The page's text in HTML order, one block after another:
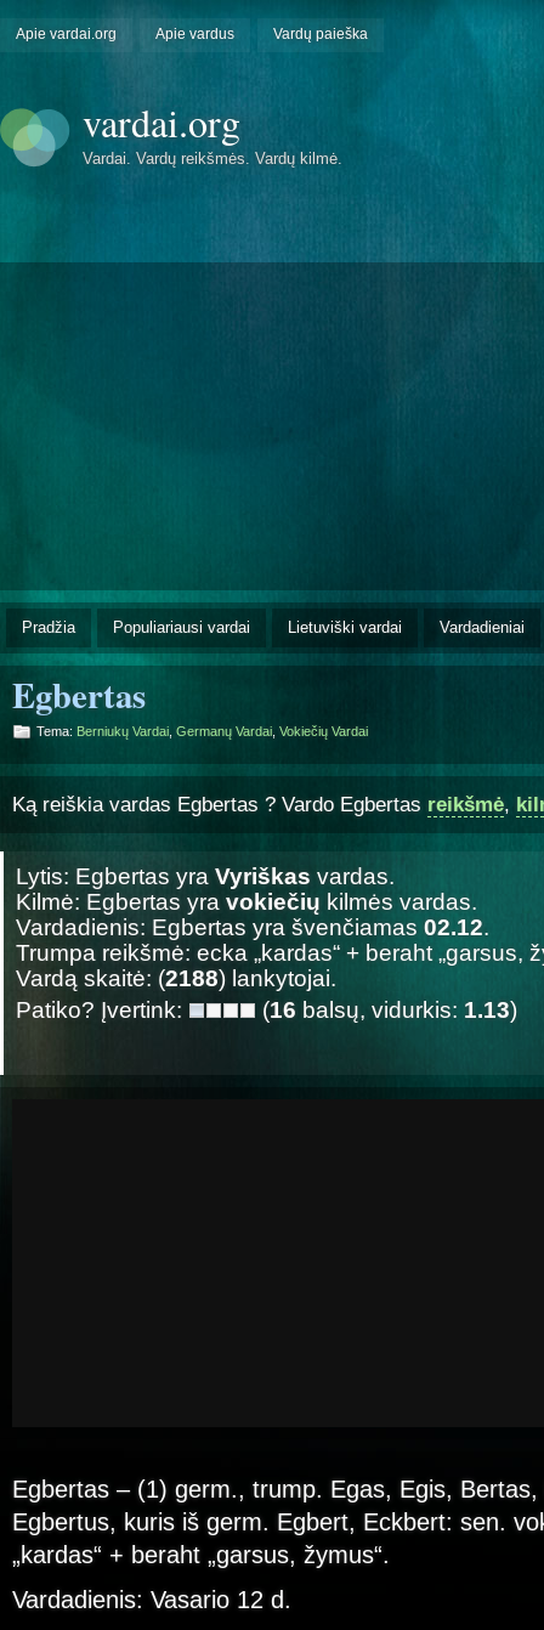
Apie vardai.org Apie vardus Vardų paieška
vardai.org
Vardai. Vardų reikšmės. Vardų kilmė.
Pradžia Populiariausi vardai Lietuviški vardai Vardadieniai
Egbertas
Tema: Berniukų Vardai Germanų Vardai Vokiečių Vardai
Ką reiškia vardas Egbertas ? Vardo Egbertas reikšmė,
Lytis: Egbertas yra Vyriškas vardas.
Kilmė: Egbertas yra vokiečių kilmės vardas.
Vardadienis: Egbertas yra švenčiamas 02.12.
Trumpa reikšmė: ecka „kardas“ + beraht „garsus,
Vardą skaitė: (2188) lankytojai.
Patiko? Įvertink:
(16 balsų, vidurkis: 1.13)
Egbertas – (1) germ., trump. Egas, Egis,
Egbertus, kuris iš germ. Egbert, Eckbert: sen.
„kardas“ + beraht „garsus, žymus“.
Vardadienis: Vasario 12 d.